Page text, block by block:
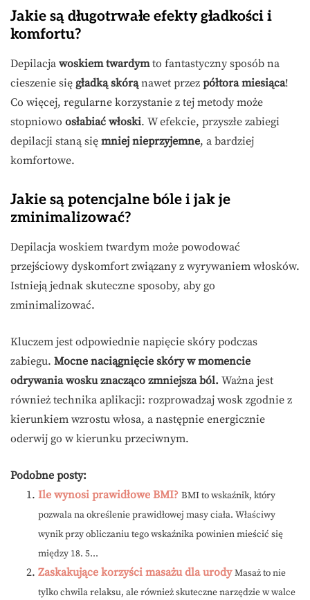
Jakie są długotrwałe efekty gładkości i
komfortu?
Depilacja woskiem twardymto fantastyczny sposób na
cieszenie się gładką skórąnawet przez półtora miesiąca!
Co więcej, regularne korzystanie z tej metody może
stopniowo osłabiać włoski. W efekcie, przyszłe zabiegi
depilacji staną się mniej nieprzyjemne, a bardziej
komfortowe.
Jakie są potencjalne bóle i jak je
zminimalizować?
Depilacja woskiem twardym może powodować
przejściowy dyskomfort związany z wyrywaniem włosków.
Istnieją jednak skuteczne sposoby, aby go
zminimalizować.
Kluczem jest odpowiednie napięcie skóry podczas
zabiegu. Mocne naciągnięcie skóry w momencie
odrywania wosku znacząco zmniejsza ból. Ważna jest
również technika aplikacji: rozprowadzaj wosk zgodnie z
kierunkiem wzrostu włosa, a następnie energicznie
oderwij go w kierunku przeciwnym.
Podobne posty:
Ile wynosi prawidłowe BMI? BMI to wskaźnik, który
pozwala na określenie prawidłowej masy ciała. Właściwy
wynik przy obliczaniu tego wskaźnika powinien mieścić się
między 18. 5...
Zaskakujące korzyści masażu dla urody Masaż to nie
tylko chwila relaksu, ale również skuteczne narzędzie w walce